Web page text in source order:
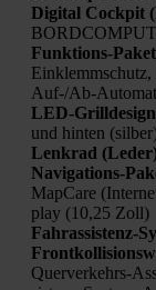
Digi­tal Cock­pit
Funk­ti­ons-
Auf-/Ab-
LED-
und hin­ten
Lenk­rad
Navi­ga­ti­ons-
Map­Ca­re
play (10,25 Zoll)
Fahr­as­sis­tenz-
Quer­ver­kehrs-